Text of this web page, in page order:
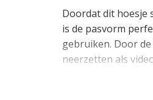
Doordat dit hoesje
is de pasvorm
gebruiken. Door
neerzetten als